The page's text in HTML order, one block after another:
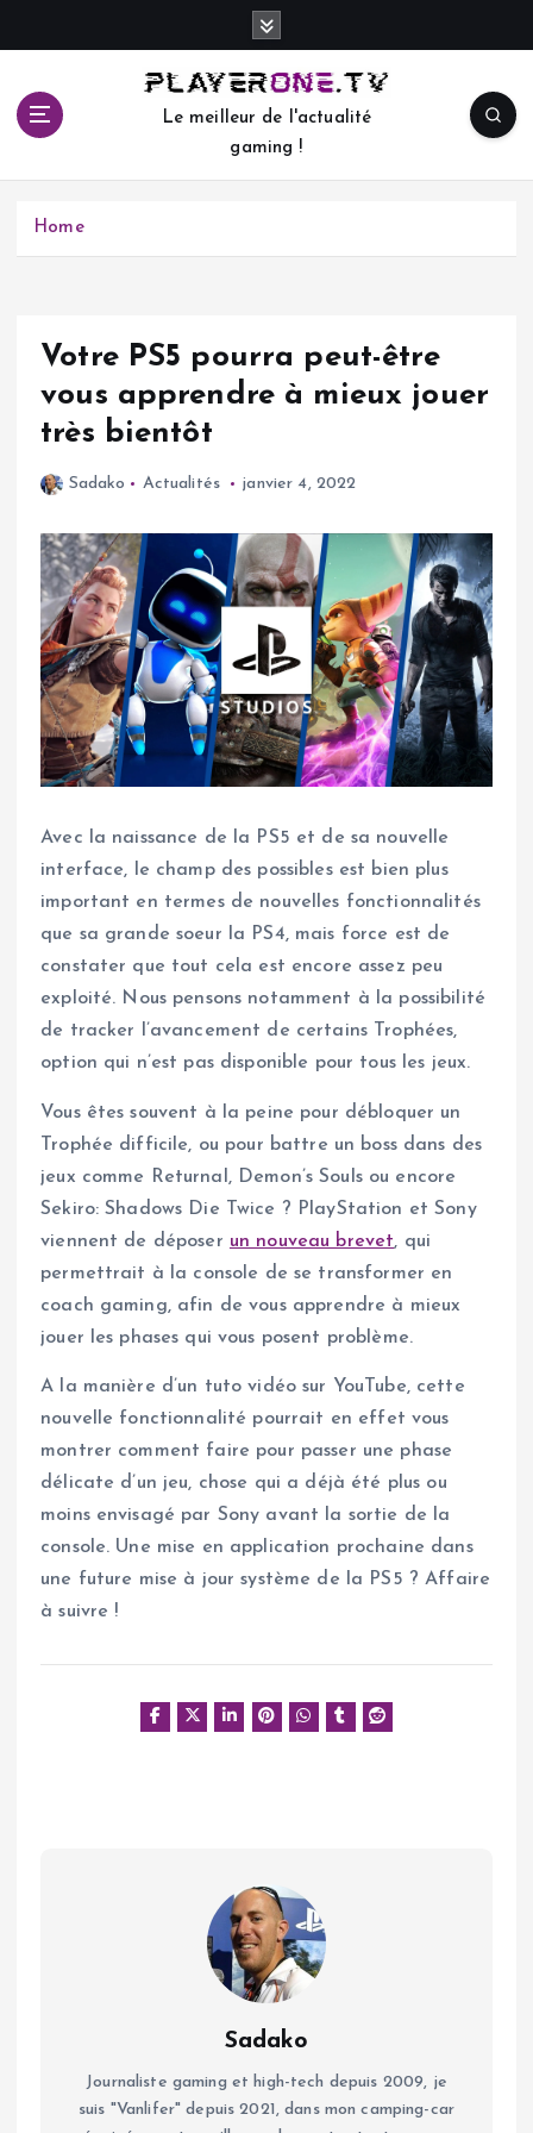
c
Le meilleur de l'actualité
gaming !
Home
Votre PS5 pourra peut-être
vous apprendre à mieux jouer
très bientôt
Sadako Actualités janvier 4, 2022
Avec la naissance de la PS5 et de sa nouvelle
interface, le champ des possibles est bien plus
important en termes de nouvelles fonctionnalités
que sa grande soeur la PS4, mais force est de
constater que tout cela est encore assez peu
exploité. Nous pensons notamment à la possibilité
de tracker l’avancement de certains Trophées,
option qui n’est pas disponible pour tous les jeux.
Vous êtes souvent à la peine pour débloquer un
Trophée difficile, ou pour battre un boss dans des
jeux comme Returnal, Demon’s Souls ou encore
Sekiro: Shadows Die Twice ? PlayStation et Sony
viennent de déposer un nouveau brevet, qui
permettrait à la console de se transformer en
coach gaming, afin de vous apprendre à mieux
jouer les phases qui vous posent problème.
A la manière d’un tuto vidéo sur YouTube, cette
nouvelle fonctionnalité pourrait en effet vous
montrer comment faire pour passer une phase
délicate d’un jeu, chose qui a déjà été plus ou
moins envisagé par Sony avant la sortie de la
console. Une mise en application prochaine dans
une future mise à jour système de la PS5 ? Affaire
à suivre !
Sadako
Journaliste gaming et high-tech depuis 2009, je
suis "Vanlifer" depuis 2021, dans mon camping-car